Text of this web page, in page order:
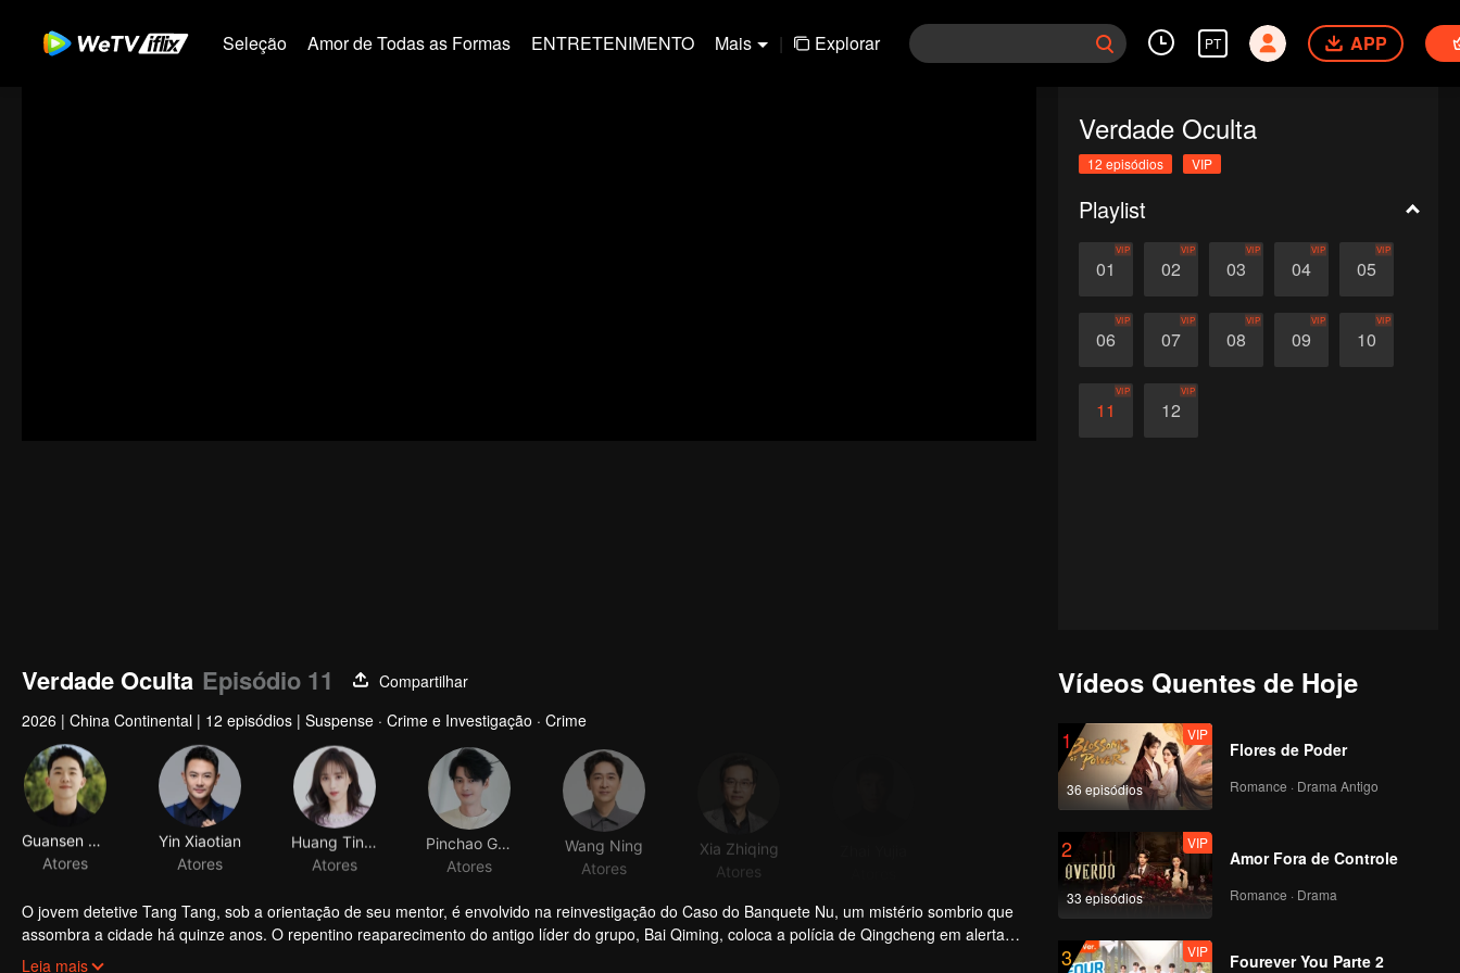
Seleção Amor de Todas as Formas ENTRETENIMENTO Mais | Explorar PT APP
Verdade Oculta
12 episódios VIP
Playlist
01
VIP
02
VIP
03
VIP
04
VIP
05
VIP
06
VIP
07
VIP
08
VIP
09
VIP
10
VIP
11
VIP
12
VIP
Verdade Oculta Episódio 11
Compartilhar
2026 | China Continental | 12 episódios | Suspense · Crime e Investigação · Crime
Guansen Ding
Atores
Yin Xiaotian
Atores
Atores
Atores
Wang Ning
Atores
Xia Zhiqing
Atores
O jovem detetive Tang Tang, sob a orientação de seu mentor, é envolvido na reinvestigação do Caso do Banquete Nu, um mistério sombrio que
assombra a cidade há quinze anos. O repentino reaparecimento do antigo líder do grupo, Bai Qiming, coloca a polícia de Qingcheng em alerta
máximo. Porém, à medida que a vigilância se intensifica, o que começou como uma caçada a um fugitivo logo se desdobra em uma vasta rede
A investigação expõe o Abrigo de Cães Hachi, que explora a boa vontade pública para obter lucros ilícitos sob o disfarce de resgate animal,
Leia mais
Vídeos Quentes de Hoje
1
36 episódios
VIP
Flores de Poder
Romance · Drama Antigo
2
33 episódios
VIP
Amor Fora de Controle
Romance · Drama
3 VIP
Fourever You Parte 2